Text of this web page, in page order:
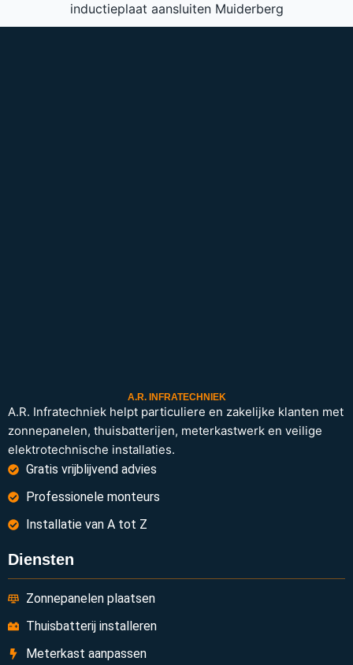
inductieplaat aansluiten Muiderberg
A.R. INFRATECHNIEK
A.R. Infratechniek helpt particuliere en zakelijke klanten met
zonnepanelen, thuisbatterijen, meterkastwerk en veilige
elektrotechnische installaties.
Gratis vrijblijvend advies
Professionele monteurs
Installatie van A tot Z
Diensten
Zonnepanelen plaatsen
Thuisbatterij installeren
Meterkast aanpassen